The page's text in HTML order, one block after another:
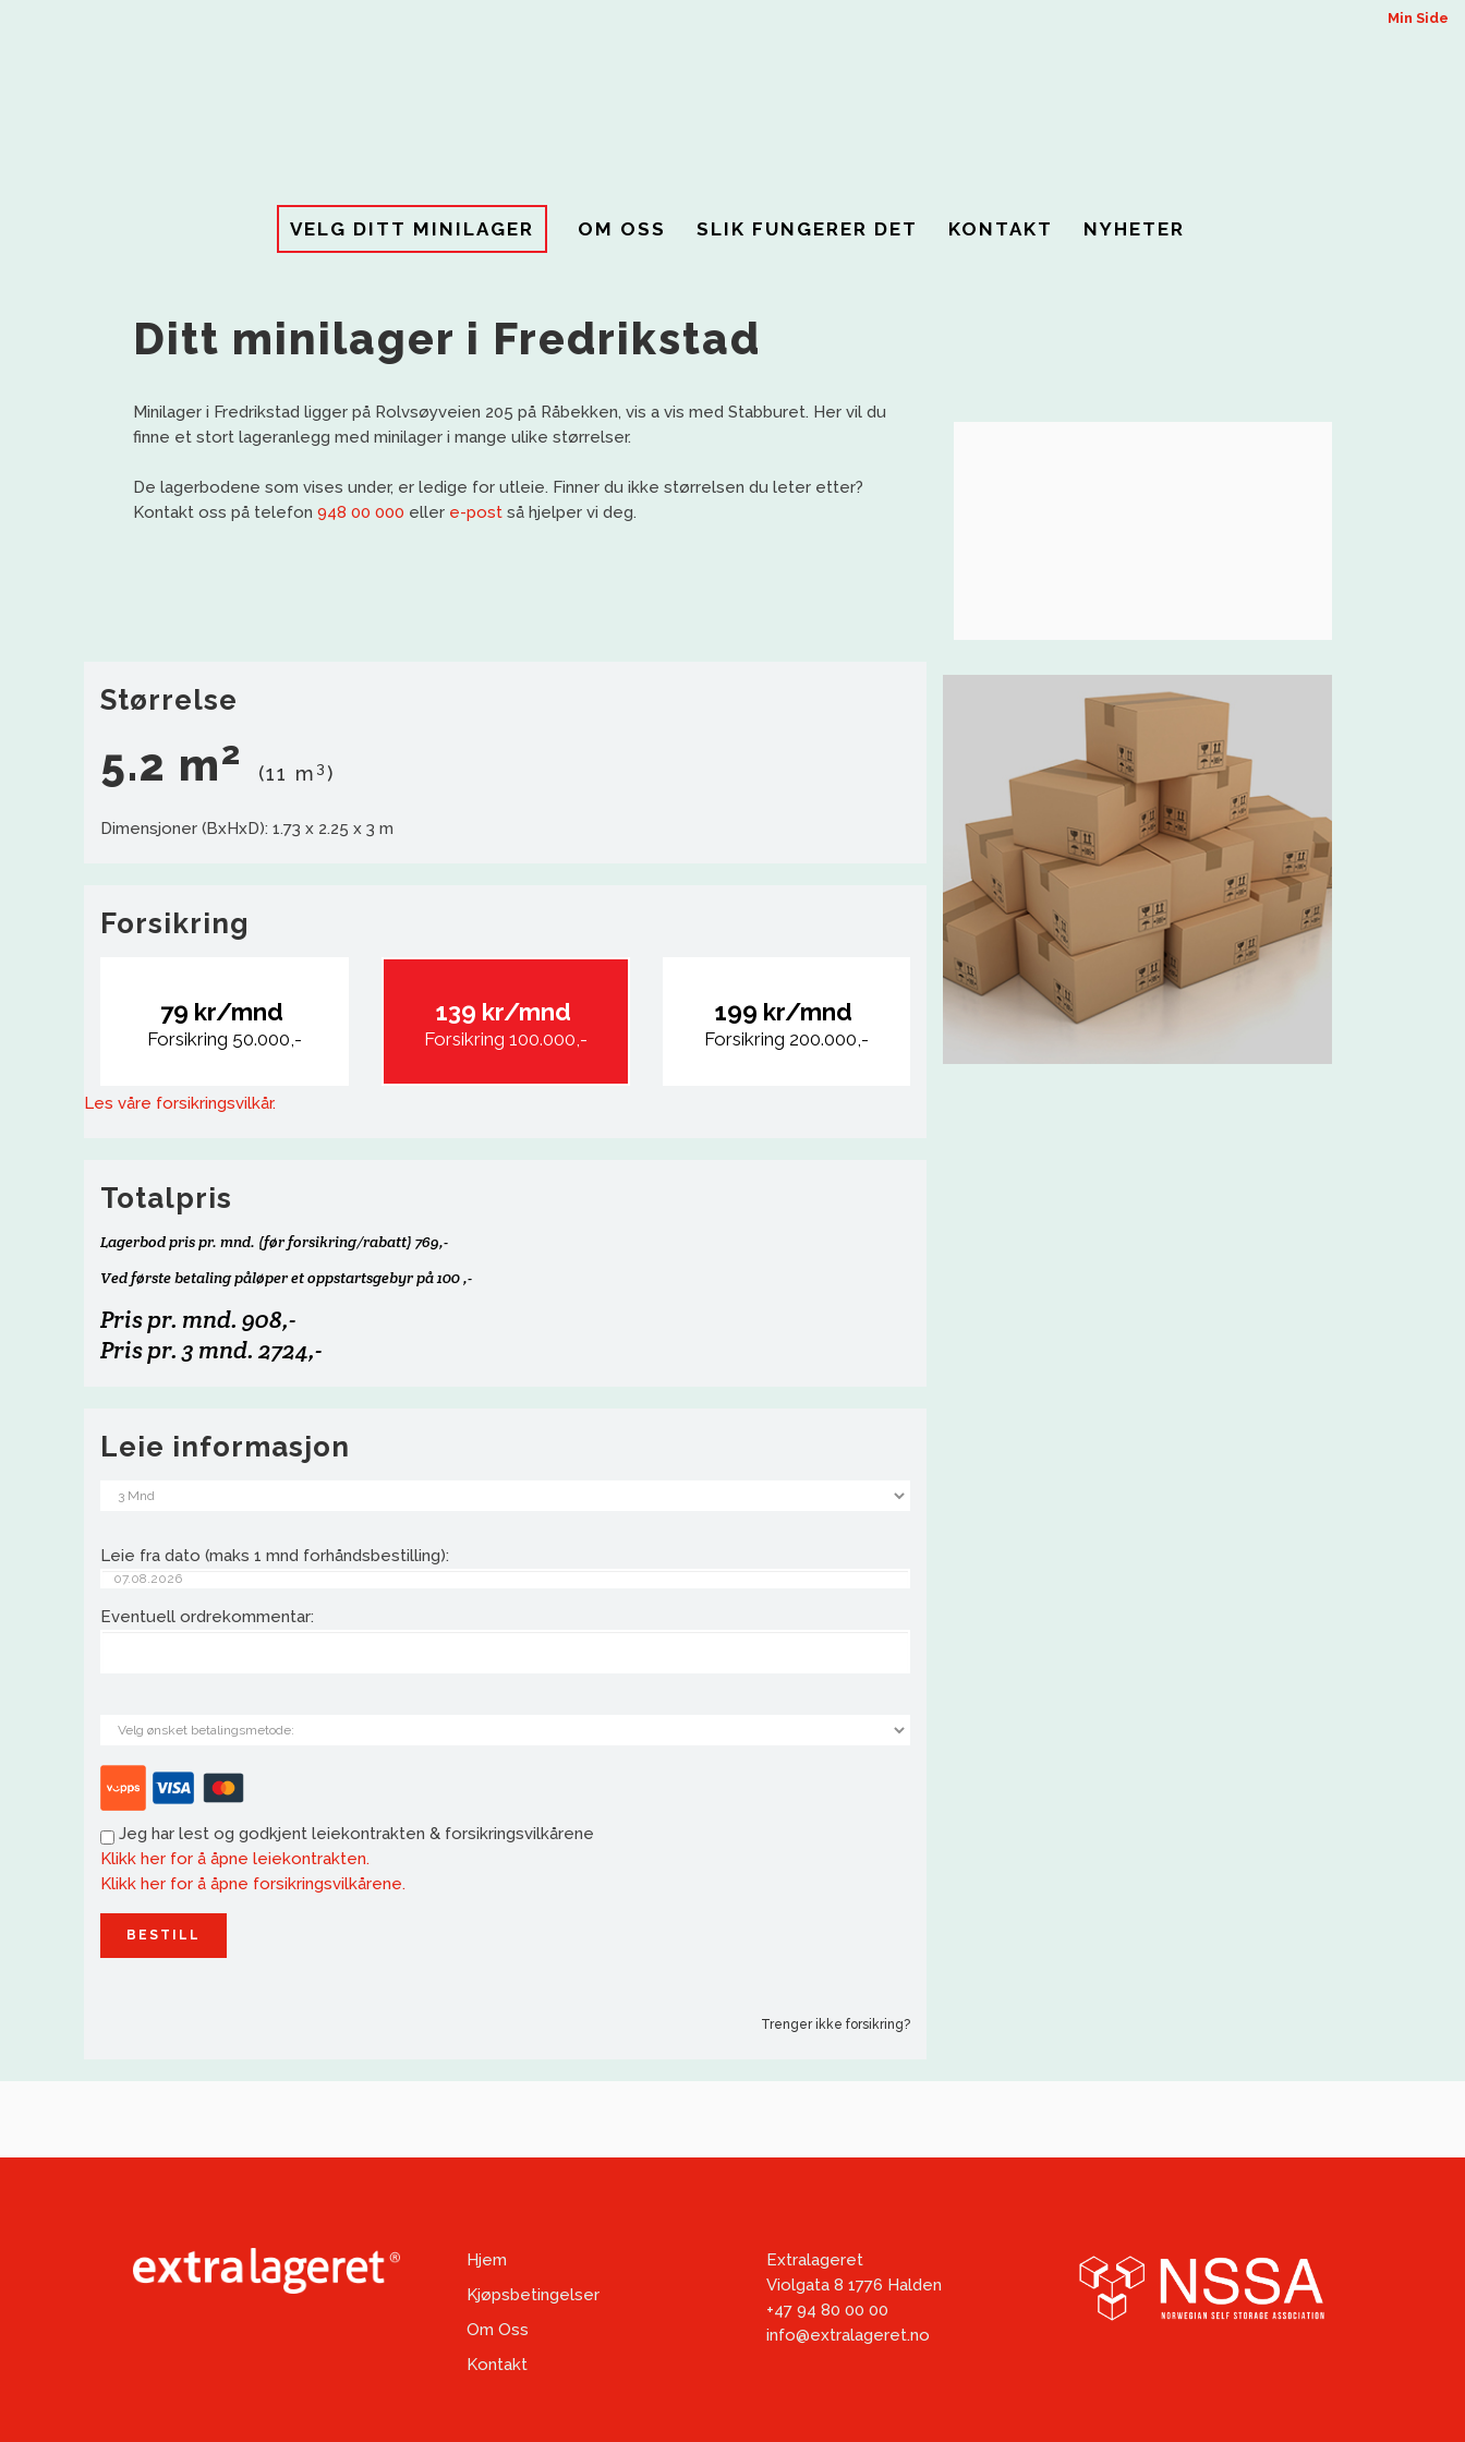
Min Side
VELG DITT MINILAGER OM OSS SLIK FUNGERER DET KONTAKT NYHETER
Ditt minilager i Fredrikstad
Minilager i Fredrikstad ligger på Rolvsøyveien 205 på Råbekken, vis a vis med Stabburet. Her vil du
finne et stort lageranlegg med minilager i mange ulike størrelser.
De lagerbodene som vises under, er ledige for utleie. Finner du ikke størrelsen du leter etter?
Kontakt oss på telefon 948 00 000 eller e-post så hjelper vi deg.
Størrelse
5.2 m2
(11 m 3 )
Dimensjoner (BxHxD): 1.73 x 2.25 x 3 m
Forsikring
79 kr/mnd
Forsikring 50.000,-
139 kr/mnd
Forsikring 100.000,-
199 kr/mnd
Forsikring 200.000,-
Les våre forsikringsvilkår.
Totalpris
Lagerbod pris pr. mnd. (før forsikring/rabatt) 769,-
Ved første betaling påløper et oppstartsgebyr på 100 ,-
Pris pr. mnd. 908,-
Pris pr. 3 mnd. 2724,-
Leie informasjon
Leie fra dato (maks 1 mnd forhåndsbestilling):
Eventuell ordrekommentar:
Jeg har lest og godkjent leiekontrakten & forsikringsvilkårene
Klikk her for å åpne leiekontrakten.
Klikk her for å åpne forsikringsvilkårene.
Trenger ikke forsikring?
Hjem
Kjøpsbetingelser
Om Oss
Kontakt
Extralageret
Violgata 8 1776 Halden
+47 94 80 00 00
info@extralageret.no